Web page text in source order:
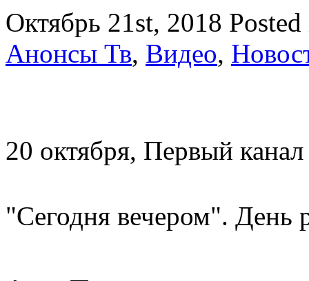
Октябрь 21st, 2018
Анонсы Тв, Видео,
20 октября, Первый канал
"Сегодня вечером".